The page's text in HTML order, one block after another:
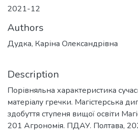
2021-12
Authors
Дудка, Каріна Олександрівна
Description
Порівняльна характеристика
матеріалу гречки. Магістерська
здобуття ступеня вищої освіти
201 Агрономія. ПДАУ. Полтава,